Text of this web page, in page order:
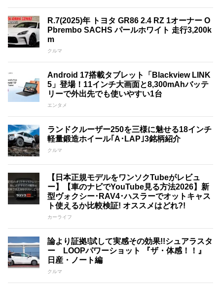
R.7(2025)年 トヨタ GR86 2.4 RZ 1オーナー O
Pbrembo SACHS パールホワイト 走行3,200k
m
クルマ
Android 17搭載タブレット「Blackview LINK
5」登場！11インチ大画面と8,300mAhバッテ
リーで外出先でも使いやすい1台
エンタメ
ランドクルーザー250を三様に魅せる18インチ
軽量鍛造ホイール｢A･LAP｣3銘柄紹介
クルマ
【日本正規モデルをワンソクTubeがレビュ
ー】【車のナビでYouTube見る方法2026】新
型ヴォクシー･RAV4･ハスラーでオットキャス
ト使えるか比較検証! オススメはどれ?!
カーライフ
論より証拠!試して実感その効果!!シュアラスタ
ー LOOPパワーショット 『ザ・体感！！』
日産・ノート編
クルマ